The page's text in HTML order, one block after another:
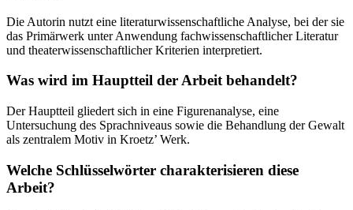
Die Autorin nutzt eine literaturwissenschaftliche Analyse, bei der sie
das Primärwerk unter Anwendung fachwissenschaftlicher Literatur
und theaterwissenschaftlicher Kriterien interpretiert.
Was wird im Hauptteil der Arbeit behandelt?
Der Hauptteil gliedert sich in eine Figurenanalyse, eine
Untersuchung des Sprachniveaus sowie die Behandlung der Gewalt
als zentralem Motiv in Kroetz’ Werk.
Welche Schlüsselwörter charakterisieren diese
Arbeit?